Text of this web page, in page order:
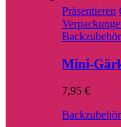
Präsentieren
Backzubehör
Mini-
7,95 €
Backzubehör